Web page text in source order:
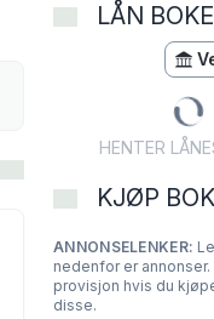
LÅN
HENTER
KJØP
ANNONSELENKER:
nedenfor er annonser.
provisjon hvis du
disse.